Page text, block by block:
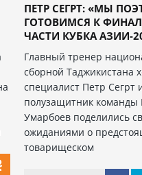
ПЕТР СЕГРТ: «МЫ
ГОТОВИМСЯ К
ЧАСТИ КУБКА АЗИИ-
Главный тренер
сборной Таджикистана
специалист Петр Сегрт
полузащитник команды
Умарбоев поделились
ожиданиями о
товарищеском